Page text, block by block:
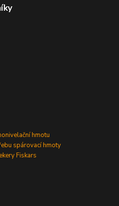
hmotu
spárovací hmoty
Fiskars